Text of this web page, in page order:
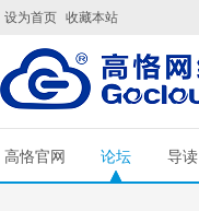
设为首页 收藏本站
高恪官网 论坛 导读